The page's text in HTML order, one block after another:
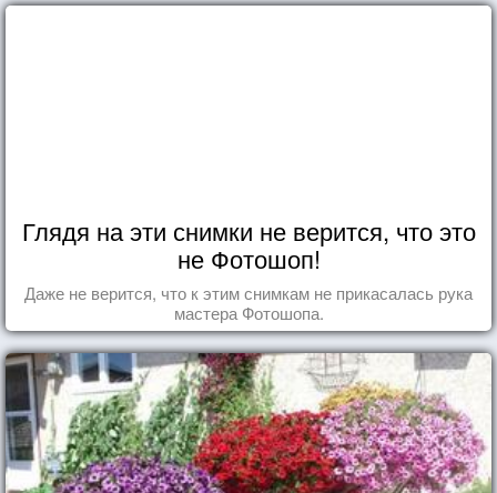
Глядя на эти снимки не верится, что это
не Фотошоп!
Даже не верится, что к этим снимкам не прикасалась рука
мастера Фотошопа.